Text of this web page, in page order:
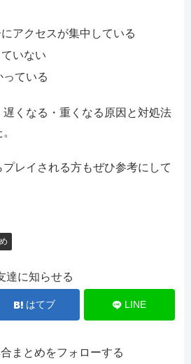
アクセスが集中している
いない
ている
くなる・重くなる原因と対処法
レイされる方もぜひ参考にして
達に知らせる
はてブ LINE
まとめをフォローする